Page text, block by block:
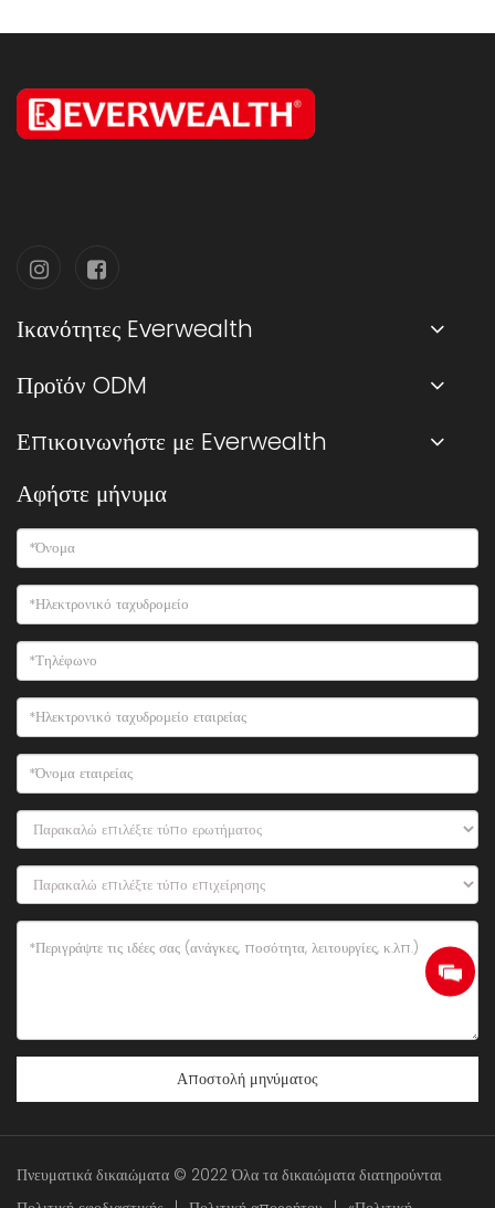
Ικανότητες Everwealth
Προϊόν ODM
Επικοινωνήστε με Everwealth
Αφήστε μήνυμα
Αποστολή μηνύματος
Πνευματικά δικαιώματα © 2022 Όλα τα δικαιώματα διατηρούνται